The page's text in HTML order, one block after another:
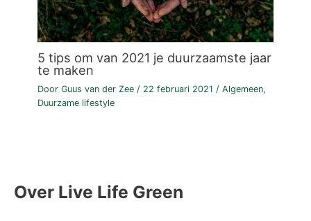
5 tips om van 2021 je duurzaamste jaar
te maken
DoorGuus van der Zee/ 22 februari 2021/Algemeen,
Duurzame lifestyle
Over Live Life Green